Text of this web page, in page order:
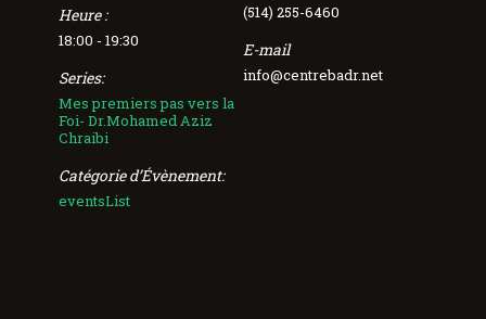
Heure :
18:00 - 19:30
Series:
Mes premiers pas vers la
Foi- Dr.Mohamed Aziz
Chraibi
Catégorie d’Évènement:
eventsList
(514) 255-6460
E-mail
info@centrebadr.net